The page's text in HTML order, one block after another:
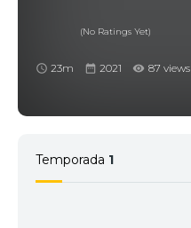
(No Ratings Yet)
23m 2021 87 views
Temporada 1